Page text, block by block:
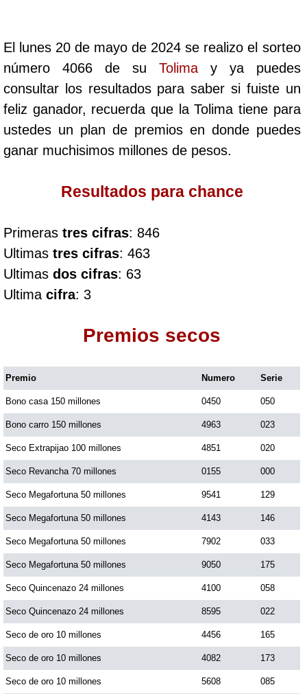
Cafeterito Noche
Caribeña Día
Caribeña Noche
Culona día
Culona noche
Dorado Mañana
Dorado Noche
Fantástica Día
Fantástica Noche
Motilon Tarde
Motilon Noche
Paisita Día
Paisita Noche
El lunes 20 de mayo de 2024 se realizo el sorteo
número 4066 de su Tolimay ya puedes
consultar los resultados para saber si fuiste un
feliz ganador, recuerda que la Tolima tiene para
ustedes un plan de premios en donde puedes
ganar muchisimos millones de pesos.
Resultados para chance
Primeras tres cifras: 846
Ultimas tres cifras: 463
Ultimas dos cifras: 63
Ultima cifra: 3
Premios secos
Premio Numero Serie
Bono casa 150 millones 0450 050
Bono carro 150 millones 4963 023
Seco Extrapijao 100 millones 4851 020
Seco Revancha 70 millones 0155 000
Seco Megafortuna 50 millones 9541 129
Seco Megafortuna 50 millones 4143 146
Seco Megafortuna 50 millones 7902 033
Seco Megafortuna 50 millones 9050 175
Seco Quincenazo 24 millones 4100 058
Seco Quincenazo 24 millones 8595 022
Seco de oro 10 millones 4456 165
Seco de oro 10 millones 4082 173
Seco de oro 10 millones 5608 085